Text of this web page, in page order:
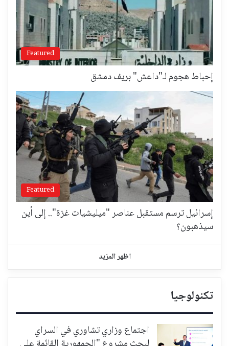
Featured
إحباط هجوم لـ"داعش" بريف دمشق
Featured
إسرائيل ترسم مستقبل عناصر "ميليشيات غزة".. إلى أين
سيذهبون؟
اظهر المزيد
تكنولوجيا
اجتماع وزاري تشاوري في السراي